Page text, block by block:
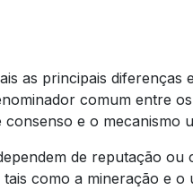
as principais
comum entre
e o mecanismo
de reputação
tais como a mineração e